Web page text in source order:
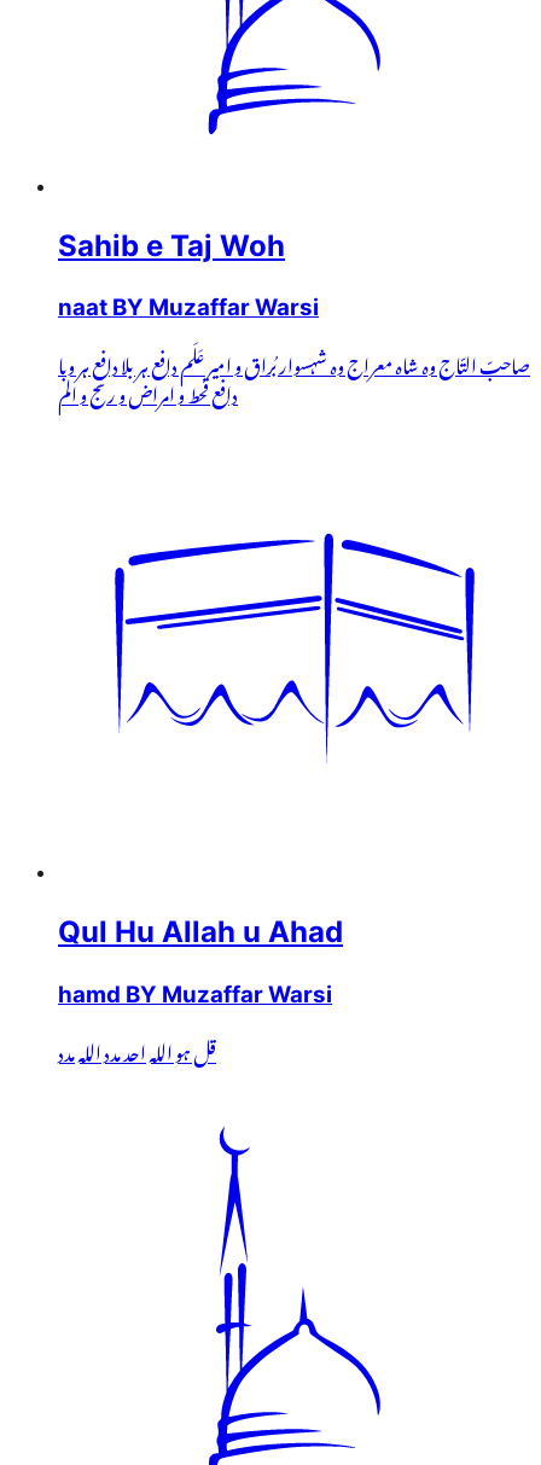
Sahib e Taj Woh
naat BY Muzaffar Warsi
صاحبّ التّاج وہ شاہ معراج وہ شہسوار بُراق و امیر عَلَم دافع ہر بلا دافعِ ہر وبا
دافع قحط و امراض و رنج و الم
Qul Hu Allah u Ahad
hamd BY Muzaffar Warsi
قل ہو اللہ احد مدد اللہ مدد